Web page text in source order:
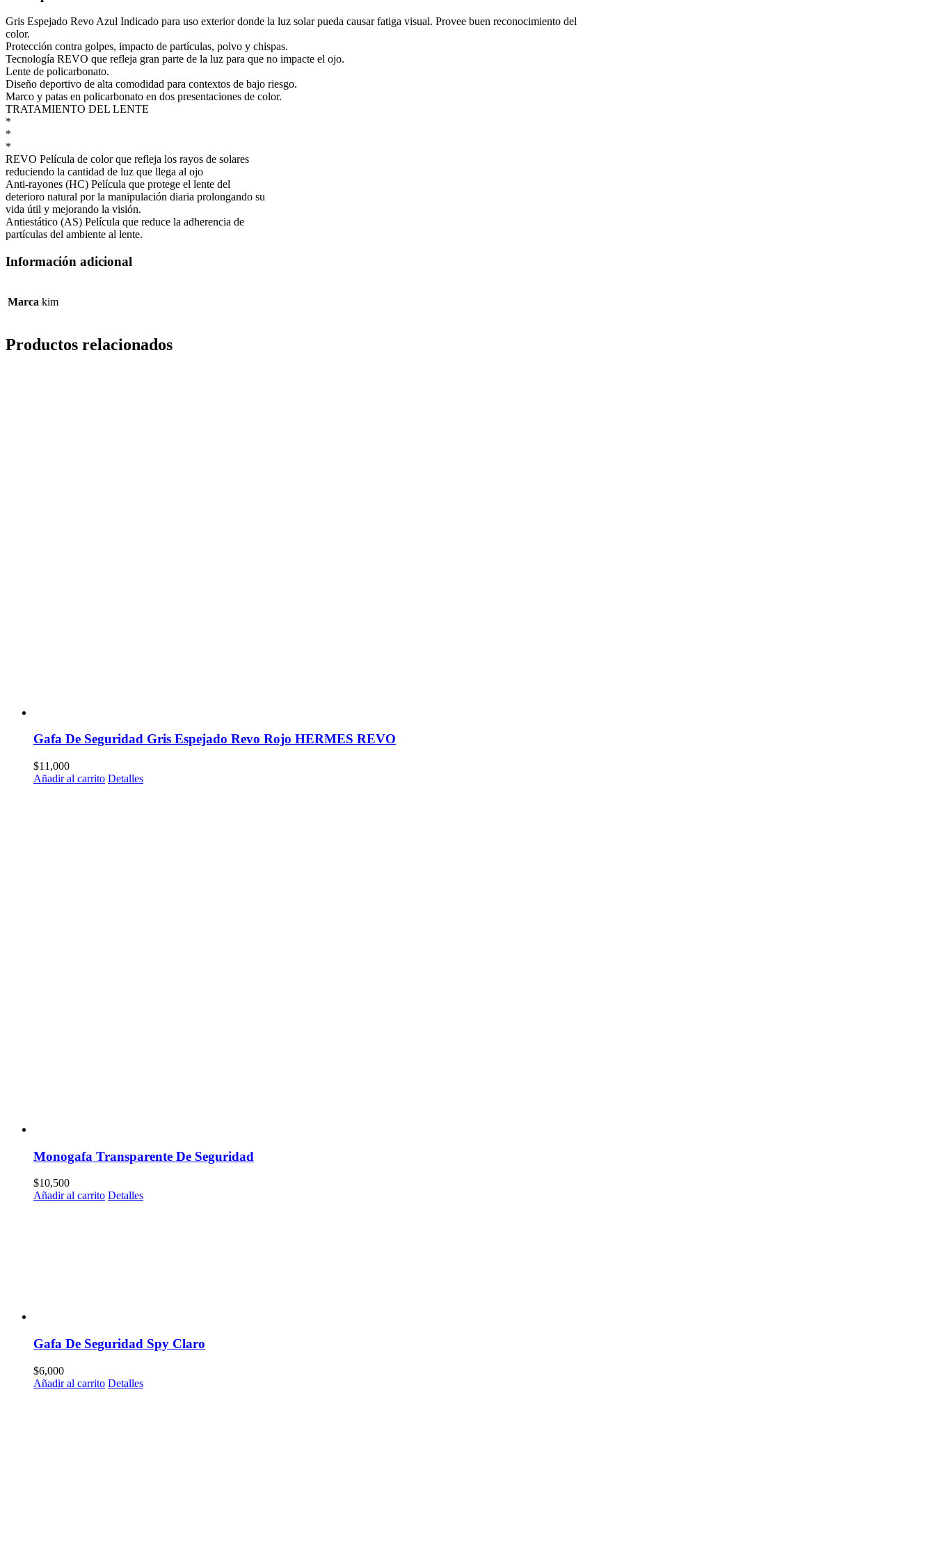
Gris Espejado Revo Azul Indicado para uso exterior donde la luz solar pueda causar fatiga visual. Provee buen reconocimiento del
color.
Protección contra golpes, impacto de partículas, polvo y chispas.
Tecnología REVO que refleja gran parte de la luz para que no impacte el ojo.
Lente de policarbonato.
Diseño deportivo de alta comodidad para contextos de bajo riesgo.
Marco y patas en policarbonato en dos presentaciones de color.
TRATAMIENTO DEL LENTE
*
*
*
REVO Película de color que refleja los rayos de solares
reduciendo la cantidad de luz que llega al ojo
Anti-rayones (HC) Película que protege el lente del
deterioro natural por la manipulación diaria prolongando su
vida útil y mejorando la visión.
Antiestático (AS) Película que reduce la adherencia de
partículas del ambiente al lente.
Información adicional
Marca kim
Productos relacionados
Gafa De Seguridad Gris Espejado Revo Rojo HERMES REVO
$11,000
Añadir al carrito Detalles
Monogafa Transparente De Seguridad
$10,500
Añadir al carrito Detalles
Gafa De Seguridad Spy Claro
$6,000
Añadir al carrito Detalles